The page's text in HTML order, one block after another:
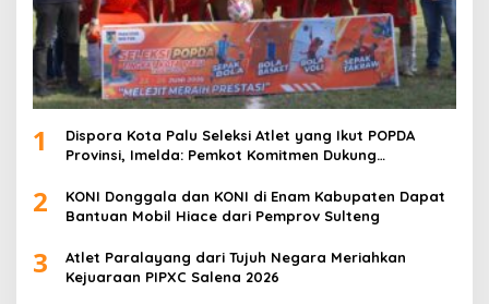
1
Dispora Kota Palu Seleksi Atlet yang Ikut POPDA
Provinsi, Imelda: Pemkot Komitmen Dukung
2
KONI Donggala dan KONI di Enam Kabupaten Dapat
Bantuan Mobil Hiace dari Pemprov Sulteng
3
Atlet Paralayang dari Tujuh Negara Meriahkan
Kejuaraan PIPXC Salena 2026